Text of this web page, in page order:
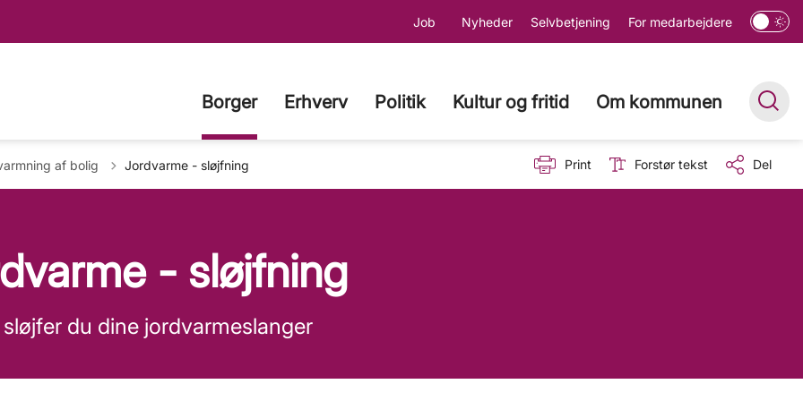
Job Nyheder Selvbetjening For medarbejdere
Borger Erhverv Politik Kultur og fritid Om kommunen
til af bolig Jordvarme - sløjfning Print Forstør tekst Del
- sløjfning
du dine jordvarmeslanger